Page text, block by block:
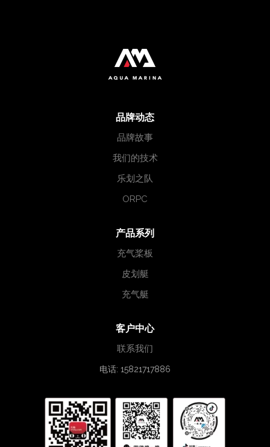
品牌动态
品牌故事
我们的技术
乐划之队
ORPC
产品系列
充气桨板
皮划艇
充气艇
客户中心
联系我们
电话: 15821717886